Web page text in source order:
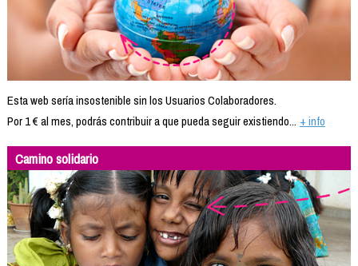
Esta web sería insostenible sin los Usuarios Colaboradores.
Por 1 € al mes, podrás contribuir a que pueda seguir existiendo... + info
Camino solidario